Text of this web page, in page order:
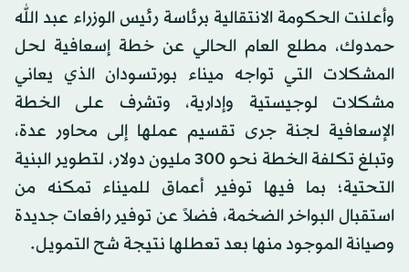
وأعلنت الحكومة الانتقالية برئاسة رئيس الوزراء عبد الله
حمدوك، مطلع العام الحالي عن خطة إسعافية لحل
المشكلات التي تواجه ميناء بورتسودان الذي يعاني
مشكلات لوجيستية وإدارية، وتشرف على الخطة
الإسعافية لجنة جرى تقسيم عملها إلى محاور عدة،
وتبلغ تكلفة الخطة نحو 300 مليون دولار، لتطوير البنية
التحتية؛ بما فيها توفير أعماق للميناء تمكنه من
استقبال البواخر الضخمة، فضلاً عن توفير رافعات جديدة
وصيانة الموجود منها بعد تعطلها نتيجة شح التمويل.